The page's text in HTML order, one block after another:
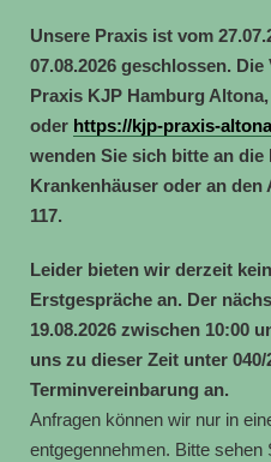
Unsere Praxis ist vom
07.08.2026 geschlossen. Die
Praxis KJP Hamburg
oder https://kjp-praxis-
wenden Sie sich bitte an
Krankenhäuser oder an den
117.
Leider bieten wir derzeit
Erstgespräche an. Der
19.08.2026 zwischen 10:00
uns zu dieser Zeit unter 040/
Terminvereinbarung an.
Anfragen können wir nur in
entgegennehmen. Bitte